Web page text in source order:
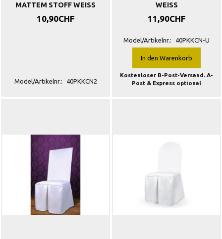
MATTEM STOFF WEISS
10,90CHF
Model/Artikelnr.: 40PKKCN2
WEISS
11,90CHF
Model/Artikelnr.: 40PKKCN-U
In den Warenkorb
Kostenloser B-Post-Versand. A-
Post & Express optional